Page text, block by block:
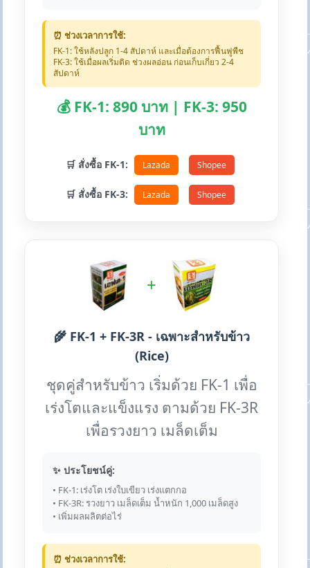
⏰ ช่วงเวลาการใช้:
FK-1: ใช้หลังปลูก 1-4 สัปดาห์ และเมื่อต้องการฟื้นฟูพืช
FK-3: ใช้เมื่อผลเริ่มติด ช่วงผลอ่อน ก่อนเก็บเกี่ยว 2-4
สัปดาห์
💰 FK-1: 890 บาท | FK-3: 950
บาท
🛒 สั่งซื้อ FK-1: Lazada Shopee
🛒 สั่งซื้อ FK-3: Lazada Shopee
+
🌾 FK-1 + FK-3R - เฉพาะสำหรับข้าว
(Rice)
ชุดคู่สำหรับข้าว เริ่มด้วย FK-1 เพื่อ
เร่งโตและแข็งแรง ตามด้วย FK-3R
เพื่อรวงยาว เมล็ดเต็ม
✨ ประโยชน์คู่:
• FK-1: เร่งโต เร่งใบเขียว เร่งแตกกอ
• FK-3R: รวงยาว เมล็ดเต็ม น้ำหนัก 1,000 เมล็ดสูง
• เพิ่มผลผลิตต่อไร่
⏰ ช่วงเวลาการใช้: